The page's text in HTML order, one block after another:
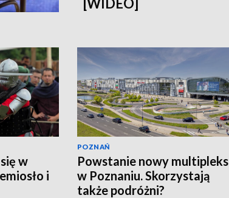
[WIDEO]
w
i
POZNAŃ
Powstanie nowy multipleks
w Poznaniu. Skorzystają
także podróżni?